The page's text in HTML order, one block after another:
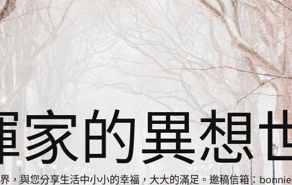
家的異想
，與您分享生活中小小的幸福，大大的滿足。邀稿信箱：